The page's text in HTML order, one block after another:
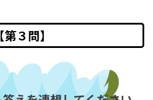
【第３問】